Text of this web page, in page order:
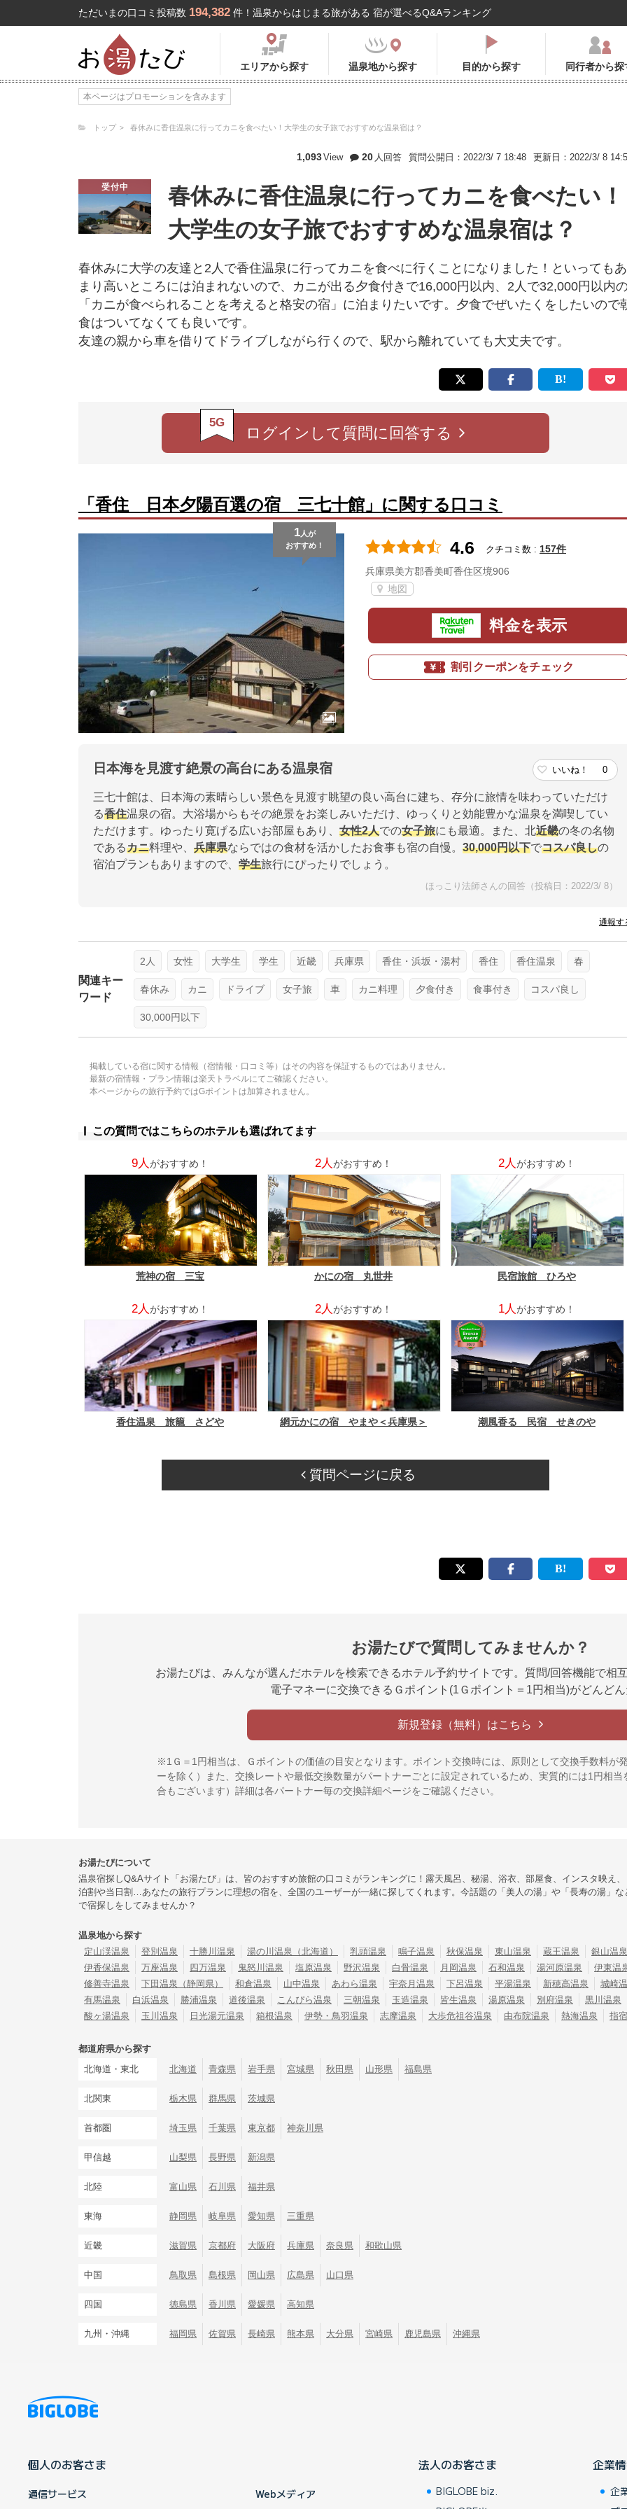
ただいまの口コミ投稿数 194,382 件！温泉からはじまる旅がある 宿が選べるQ&Aランキング
エリアから探す 温泉地から探す 目的から探す 同行者から探
本ページはプロモーションを含みます
トップ 春休みに香住温泉に行ってカニを食べたい！大学生の女子旅でおすすめな温泉宿は？
1,093View 20 人回答 質問公開日：2022/3/ 7 18:48 更新日：2022/3/ 8
受付中
春休みに香住温泉に行ってカニを食べたい！
大学生の女子旅でおすすめな温泉宿は？
春休みに大学の友達と2人で香住温泉に行ってカニを食べに行くことになりました！といってもあ
まり高いところには泊まれないので、カニが出る夕食付きで16,000円以内、2人で32,000円以内
「カニが食べられることを考えると格安の宿」に泊まりたいです。夕食でぜいたくをしたいので
食はついてなくても良いです。
友達の親から車を借りてドライブしながら行くので、駅から離れていても大丈夫です。
5G
ログインして質問に回答する
「香住 日本夕陽百選の宿 三七十館」に関する口コミ
1人が
おすすめ！
4.6 クチコミ数 : 157件
兵庫県美方郡香美町香住区境906
地図
料金を表示
割引クーポンをチェック
日本海を見渡す絶景の高台にある温泉宿 いいね！ 0
三七十館は、日本海の素晴らしい景色を見渡す眺望の良い高台に建ち、存分に旅情を味わっていただけ
る香住温泉の宿。大浴場からもその絶景をお楽しみいただけ、ゆっくりと効能豊かな温泉を満喫してい
ただけます。ゆったり寛げる広いお部屋もあり、 女性2人での女子旅にも最適。また、北近畿の冬の名物
であるカニ料理や、 兵庫県ならではの食材を活かしたお食事も宿の自慢。 30,000円以下でコスパ良しの
宿泊プランもありますので、 学生旅行にぴったりでしょう。
ほっこり法師さんの回答（投稿日：2022/3/ 8）
通報す
関連キー
ワード
2人 女性 大学生 学生 近畿 兵庫県 香住・浜坂・湯村 香住 香住温泉 春
春休み カニ ドライブ 女子旅 車 カニ料理 夕食付き 食事付き コスパ良し
30,000円以下
掲載している宿に関する情報（宿情報・口コミ等）はその内容を保証するものではありません。
最新の宿情報・プラン情報は楽天トラベルにてご確認ください。
本ページからの旅行予約ではGポイントは加算されません。
この質問ではこちらのホテルも選ばれてます
9人がおすすめ！
荒神の宿 三宝
2人がおすすめ！
かにの宿 丸世井
2人がおすすめ！
民宿旅館 ひろや
2人がおすすめ！
香住温泉 旅籠 さどや
2人がおすすめ！
網元かにの宿 やまや＜兵庫県＞
1人がおすすめ！
潮風香る 民宿 せきのや
質問ページに戻る
お湯たびで質問してみませんか？
お湯たびは、みんなが選んだホテルを検索できるホテル予約サイトです。質問/回答機能で相
電子マネーに交換できるＧポイント(1Ｇポイント＝1円相当)がどんど
新規登録（無料）はこちら
※1Ｇ＝1円相当は、Ｇポイントの価値の目安となります。ポイント交換時には、原則として交換手数料が
ーを除く）また、交換レートや最低交換数量がパートナーごとに設定されているため、実質的には1円相
合もございます）詳細は各パートナー毎の交換詳細ページをご確認ください。
お湯たびについて
温泉宿探しQ&Aサイト「お湯たび」は、皆のおすすめ旅館の口コミがランキングに！露天風呂、秘湯、浴衣、部屋食、インスタ映え
泊割や当日割…あなたの旅行プランに理想の宿を、全国のユーザーが一緒に探してくれます。今話題の「美人の湯」や「長寿の湯」な
で宿探しをしてみませんか？
温泉地から探す
定山渓温泉
登別温泉 十勝川温泉 湯の川温泉（北海道） 乳頭温泉 鳴子温泉 秋保温泉 東山温泉 蔵王温泉
銀山温泉
伊香保温泉
万座温泉 四万温泉 鬼怒川温泉 塩原温泉 野沢温泉 白骨温泉 月岡温泉 石和温泉 湯河原温泉
伊東温
修善寺温泉
下田温泉（静岡県） 和倉温泉 山中温泉 あわら温泉 宇奈月温泉 下呂温泉 平湯温泉 新穂高温泉
城崎
有馬温泉
白浜温泉 勝浦温泉 道後温泉 こんぴら温泉 三朝温泉 玉造温泉 皆生温泉 湯原温泉 別府温泉
黒川温泉
酸ヶ湯温泉
玉川温泉 日光湯元温泉 箱根温泉 伊勢・鳥羽温泉 志摩温泉 大歩危祖谷温泉 由布院温泉 熱海温泉 指
都道府県から探す
北海道・東北
北海道 青森県 岩手県 宮城県 秋田県 山形県 福島県
北関東 栃木県 群馬県 茨城県
首都圏 埼玉県 千葉県 東京都 神奈川県
甲信越 山梨県 長野県 新潟県
北陸 富山県 石川県 福井県
東海 静岡県 岐阜県 愛知県 三重県
近畿 滋賀県 京都府 大阪府 兵庫県 奈良県 和歌山県
中国 鳥取県 島根県 岡山県 広島県 山口県
四国 徳島県 香川県 愛媛県 高知県
九州・沖縄 福岡県 佐賀県 長崎県 熊本県 大分県 宮崎県 鹿児島県 沖縄県
個人のお客さま
通信サービス Webメディア
法人のお客さま
BIGLOBE biz.
企業
企